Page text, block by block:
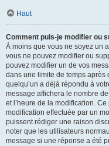
Haut
Comment puis-je modifier ou
À moins que vous ne soyez un
vous ne pouvez modifier ou
pouvez modifier un de vos
dans une limite de temps après
quelqu’un a déjà répondu à
message affichera le nombre
et l’heure de la modification. Ce
modification effectuée par un
puissent rédiger une raison
noter que les utilisateurs
message si une réponse a été